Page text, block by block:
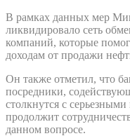
В рамках данных мер
ликвидировало сеть
компаний, которые
доходам от продажи
Он также отметил, что
посредники,
столкнутся с
продолжит
данном вопросе.